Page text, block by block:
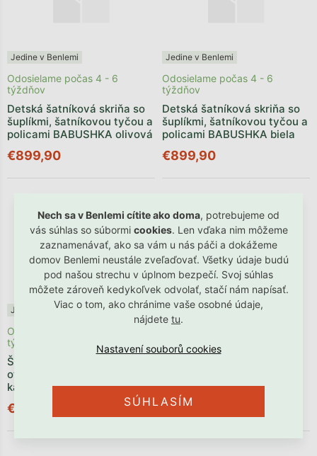
Nech sa v Benlemi cítite ako doma, potrebujeme od
vás súhlas so súbormi cookies. Len vďaka nim môžeme
zaznamenávať, ako sa vám u nás páči a dokážeme
domov Benlemi neustále zveľaďovať. Všetky údaje budú
pod našou strechu v úplnom bezpečí. Svoj súhlas
môžete zároveň kedykoľvek odvolať, stačí nám napísať.
Viac o tom, ako chránime vaše osobné údaje,
nájdete tu.
SÚHLASÍM
Jedine v Benlemi
Detská šatníková skriňa so
šuplíkmi, šatníkovou tyčou a
policami BABUSHKA olivová
Odosielame počas 4 - 6
týždňov
€899,90
Jedine v Benlemi
Detská šatníková skriňa so
šuplíkmi, šatníkovou tyčou a
policami BABUSHKA biela
Odosielame počas 4 - 6
týždňov
€899,90
Jedine v Benlemi
Šatníková skriňa s
otvoreným regálom BASIC
kašmírová
Odosielame počas 4 - 6
týždňov
€920,90
Jedine v Benlemi
VINTAGE kašmírová
týždňov
€1 117,90